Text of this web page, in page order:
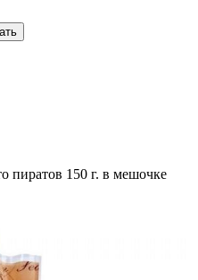
пиратов 150 г. в мешочке